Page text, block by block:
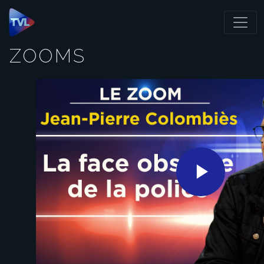
Panneau de gestion des cookies
ZOOMS
Play
Video